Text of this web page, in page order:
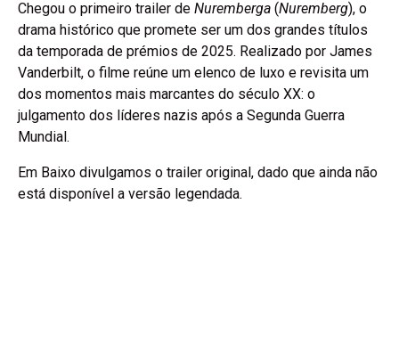
Chegou o primeiro trailer de Nuremberga (Nuremberg), o
drama histórico que promete ser um dos grandes títulos
da temporada de prémios de 2025. Realizado por James
Vanderbilt, o filme reúne um elenco de luxo e revisita um
dos momentos mais marcantes do século XX: o
julgamento dos líderes nazis após a Segunda Guerra
Mundial.
Em Baixo divulgamos o trailer original, dado que ainda não
está disponível a versão legendada.